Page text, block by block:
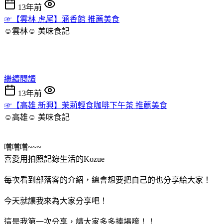
13年前
☞【雲林 虎尾】涵香館 推薦美食
☺雲林☺ 美味食記
繼續閱讀
13年前
☞【高雄 新興】茉莉輕食咖啡下午茶 推薦美食
☺高雄☺ 美味食記
噹噹噹~~~
喜愛用拍照記錄生活的Kozue
每次看到部落客的介紹，總會想要把自己的也分享給大家！
今天就讓我來為大家分享吧！
這是我第一次分享，請大家多多捧場唷！！